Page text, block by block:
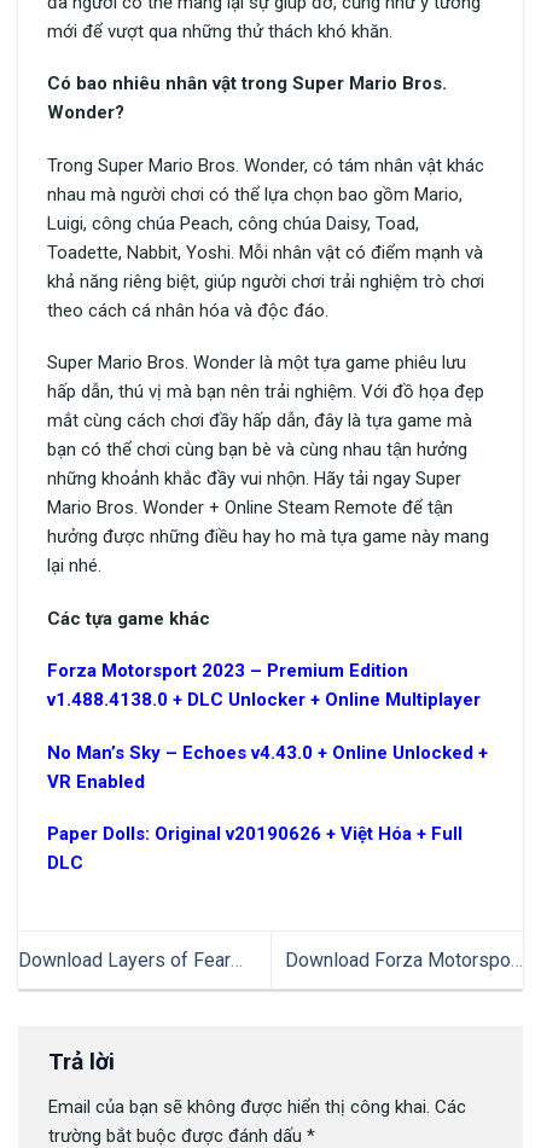
mới để vượt qua những thử thách khó khăn.
Có bao nhiêu nhân vật trong Super Mario Bros.
Wonder?
Trong Super Mario Bros. Wonder, có tám nhân vật khác
nhau mà người chơi có thể lựa chọn bao gồm Mario,
Luigi, công chúa Peach, công chúa Daisy, Toad,
Toadette, Nabbit, Yoshi. Mỗi nhân vật có điểm mạnh và
khả năng riêng biệt, giúp người chơi trải nghiệm trò chơi
theo cách cá nhân hóa và độc đáo.
Super Mario Bros. Wonder là một tựa game phiêu lưu
hấp dẫn, thú vị mà bạn nên trải nghiệm. Với đồ họa đẹp
mắt cùng cách chơi đầy hấp dẫn, đây là tựa game mà
bạn có thể chơi cùng bạn bè và cùng nhau tận hưởng
những khoảnh khắc đầy vui nhộn. Hãy tải ngay Super
Mario Bros. Wonder + Online Steam Remote để tận
hưởng được những điều hay ho mà tựa game này mang
lại nhé.
Các tựa game khác
Forza Motorsport 2023 – Premium Edition
v1.488.4138.0 + DLC Unlocker + Online Multiplayer
No Man’s Sky – Echoes v4.43.0 + Online Unlocked +
VR Enabled
Paper Dolls: Original v20190626 + Việt Hóa + Full
DLC
Download Layers of Fear
2023 v1.5.1 + Việt Hóa Chuẩn
Download Forza Motorsport
2023 – Premium Edition
Trả lời
Email của bạn sẽ không được hiển thị công khai. Các
trường bắt buộc được đánh dấu *